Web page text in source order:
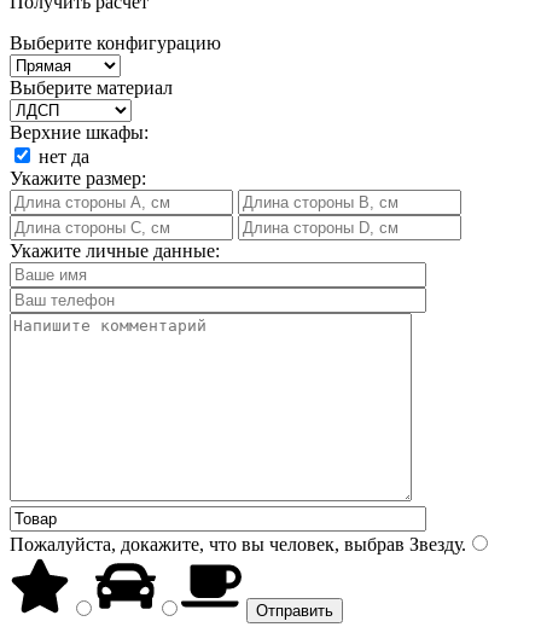
Выберите конфигурацию
Выберите материал
Верхние шкафы:
нет да
Укажите размер:
Укажите личные данные:
Пожалуйста, докажите, что вы человек, выбрав Звезду.